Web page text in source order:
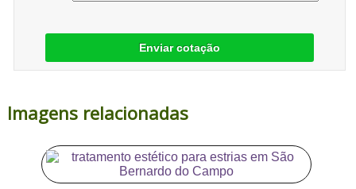
Enviar cotação
Imagens relacionadas